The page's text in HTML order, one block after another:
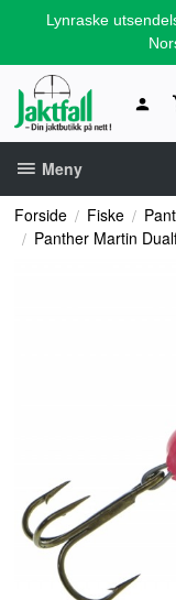
Lynraske
Meny
Forside Fiske
Panther Martin